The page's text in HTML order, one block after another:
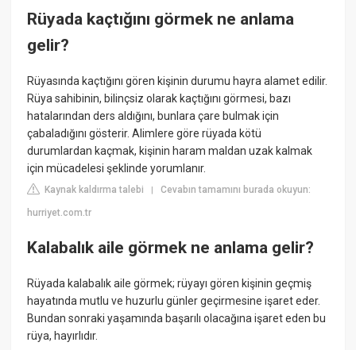
Rüyada kaçtığını görmek ne anlama
gelir?
Rüyasında kaçtığını gören kişinin durumu hayra alamet edilir.
Rüya sahibinin, bilinçsiz olarak kaçtığını görmesi, bazı
hatalarından ders aldığını, bunlara çare bulmak için
çabaladığını gösterir. Alimlere göre rüyada kötü
durumlardan kaçmak, kişinin haram maldan uzak kalmak
için mücadelesi şeklinde yorumlanır.
Kaynak kaldırma talebi |Cevabın tamamını burada okuyun:
hurriyet.com.tr
Kalabalık aile görmek ne anlama gelir?
Rüyada kalabalık aile görmek; rüyayı gören kişinin geçmiş
hayatında mutlu ve huzurlu günler geçirmesine işaret eder.
Bundan sonraki yaşamında başarılı olacağına işaret eden bu
rüya, hayırlıdır.